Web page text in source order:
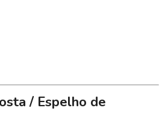
/ Espelho de